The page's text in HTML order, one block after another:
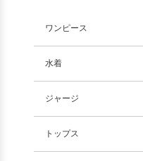
ワンピース
水着
ジャージ
トップス